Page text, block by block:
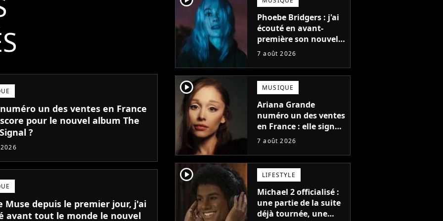
un des ventes en France
pour le nouvel album The
?
Muse depuis le premier jour, j'ai
avant tout le monde le nouvel
Phoebe Bridgers : j'ai
écouté en avant-
première son nouvel
album, c'est le bijou
7 août 2026
player2 MUSIQUE
Ariana Grande
numéro un des ventes
en France : elle signe
le meilleur démarrage
son album Petal
7 août 2026
player2 LIFESTYLE
Michael 2 officialisé :
une partie de la suite
déjà tournée, une